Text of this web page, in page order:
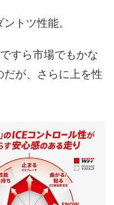
トツ性能。
すら市場でもかな
だが、さらに上を性